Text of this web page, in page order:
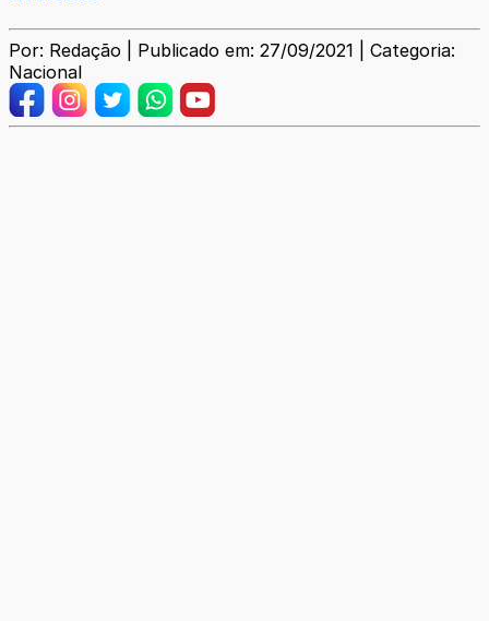
Por: Redação | Publicado em: 27/09/2021 | Categoria:
Nacional